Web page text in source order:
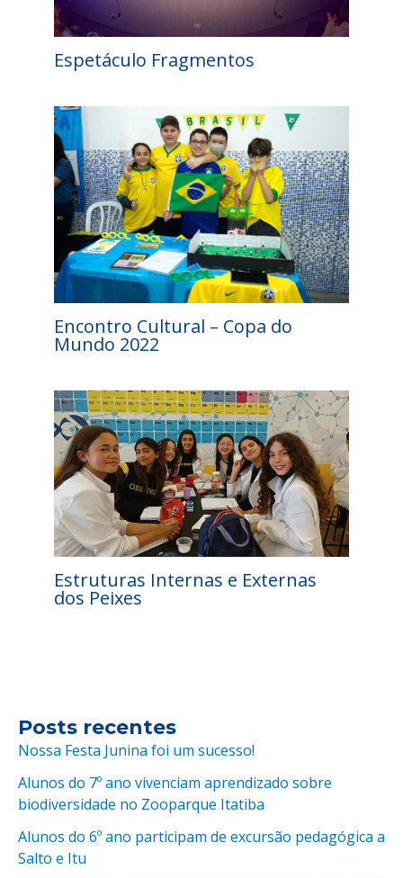
Espetáculo Fragmentos
Encontro Cultural – Copa do
Mundo 2022
Estruturas Internas e Externas
dos Peixes
Posts recentes
Nossa Festa Junina foi um sucesso!
Alunos do 7º ano vivenciam aprendizado sobre
biodiversidade no Zooparque Itatiba
Alunos do 6º ano participam de excursão pedagógica a
Salto e Itu